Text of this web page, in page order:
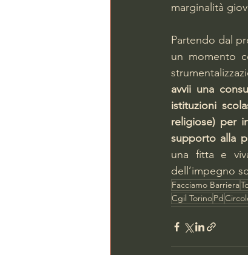
marginalità
Partendo dal
un momento
avvii una
istituzioni
religiose) per
supporto alla
una fitta e
dell’impegno
Facciamo Barriera
Cgil TorinoPd